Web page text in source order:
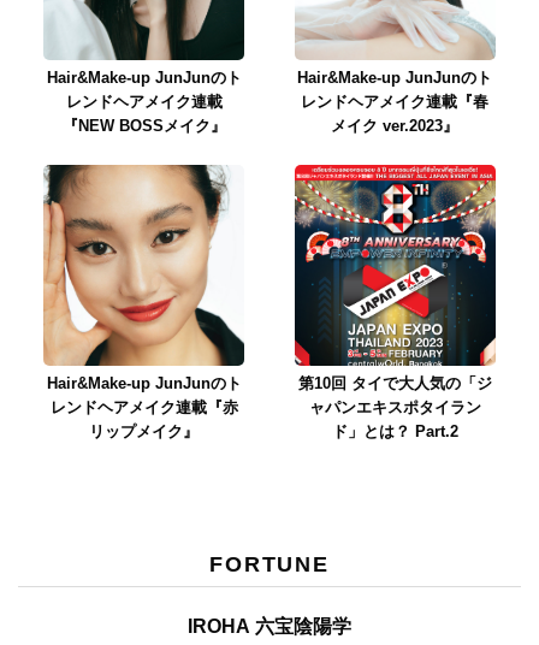
Hair&Make-up JunJunのト
レンドヘアメイク連載
『NEW BOSSメイク』
Hair&Make-up JunJunのト
レンドヘアメイク連載『春
メイク ver.2023』
Hair&Make-up JunJunのト
レンドヘアメイク連載『赤
リップメイク』
第10回 タイで大人気の「ジ
ャパンエキスポタイラン
ド」とは？ Part.2
FORTUNE
IROHA 六宝陰陽学